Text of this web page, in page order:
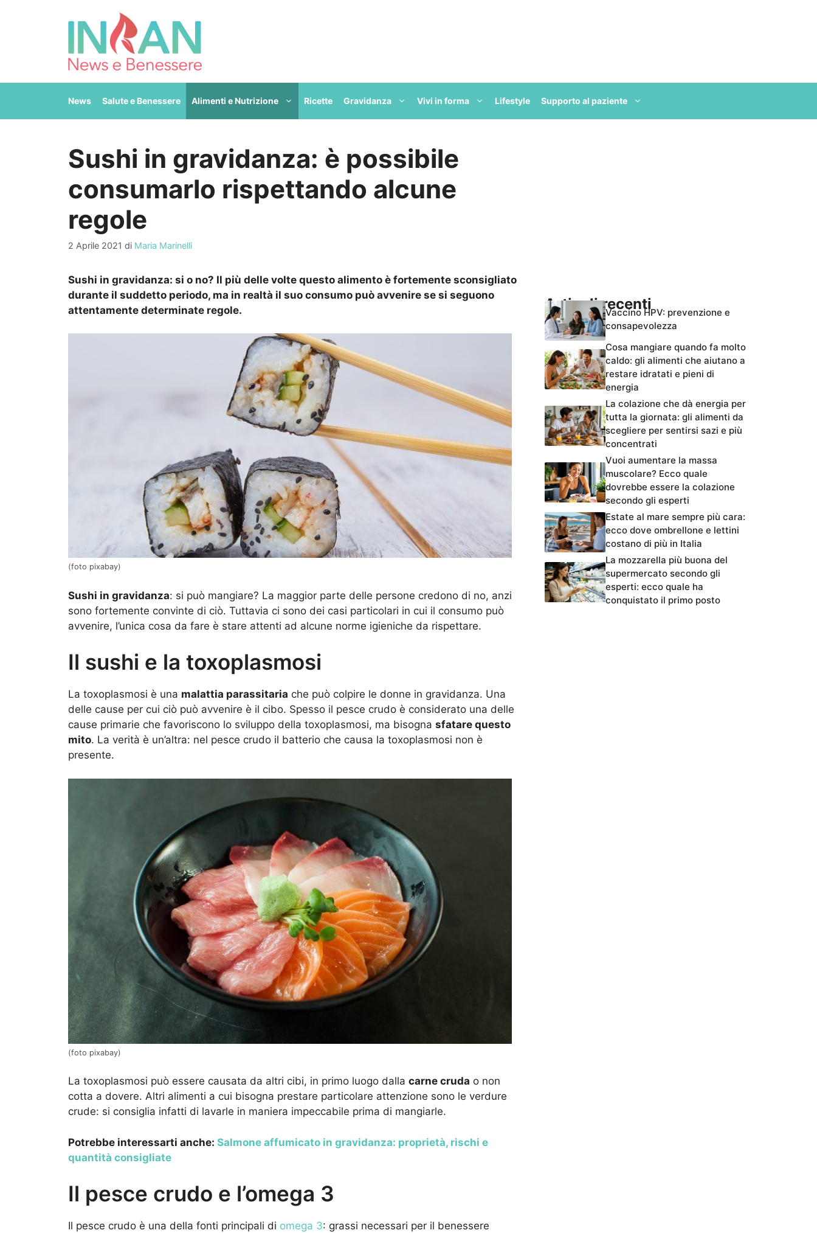
News Salute e Benessere Alimenti e Nutrizione Ricette Gravidanza Vivi in forma Lifestyle Supporto al paziente
Sushi in gravidanza: è possibile
consumarlo rispettando alcune
regole
2 Aprile 2021 di Maria Marinelli
Sushi in gravidanza: si o no? Il più delle volte questo alimento è fortemente sconsigliato
durante il suddetto periodo, ma in realtà il suo consumo può avvenire se si seguono
attentamente determinate regole.
(foto pixabay)
Sushi in gravidanza: si può mangiare? La maggior parte delle persone credono di no, anzi
sono fortemente convinte di ciò. Tuttavia ci sono dei casi particolari in cui il consumo può
avvenire, l’unica cosa da fare è stare attenti ad alcune norme igieniche da rispettare.
Il sushi e la toxoplasmosi
La toxoplasmosi è una malattia parassitaria che può colpire le donne in gravidanza. Una
delle cause per cui ciò può avvenire è il cibo. Spesso il pesce crudo è considerato una delle
cause primarie che favoriscono lo sviluppo della toxoplasmosi, ma bisogna sfatare questo
mito. La verità è un’altra: nel pesce crudo il batterio che causa la toxoplasmosi non è
presente.
(foto pixabay)
La toxoplasmosi può essere causata da altri cibi, in primo luogo dalla carne cruda o non
cotta a dovere. Altri alimenti a cui bisogna prestare particolare attenzione sono le verdure
crude: si consiglia infatti di lavarle in maniera impeccabile prima di mangiarle.
Potrebbe interessarti anche: Salmone affumicato in gravidanza: proprietà, rischi e
quantità consigliate
Il pesce crudo e l’omega 3
Il pesce crudo è una della fonti principali di omega 3: grassi necessari per il benessere
Articoli recentiVaccino HPV: prevenzione e
consapevolezza
Cosa mangiare quando fa molto
caldo: gli alimenti che aiutano a
restare idratati e pieni di
energia
La colazione che dà energia per
tutta la giornata: gli alimenti da
scegliere per sentirsi sazi e più
concentrati
Vuoi aumentare la massa
muscolare? Ecco quale
dovrebbe essere la colazione
secondo gli esperti
Estate al mare sempre più cara:
ecco dove ombrellone e lettini
costano di più in Italia
La mozzarella più buona del
supermercato secondo gli
esperti: ecco quale ha
conquistato il primo posto